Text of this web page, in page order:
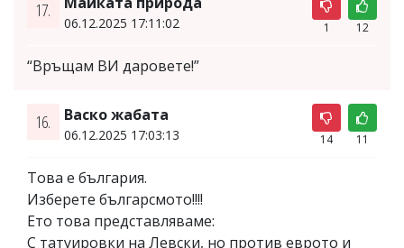
17.
06.12.2025 17:11:02 1 12
“Връщам ВИ даровете!”
16. Васко жабата
06.12.2025 17:03:13 14 11
Това е българия.
Изберете българсмото!!!!
Ето това представляваме:
С татуировки на Левски, но против еврото и